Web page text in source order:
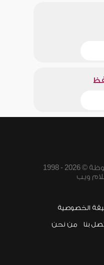
جميع الحقوق محفوظة © 2026 - 1998
ويب
الخصوصية
بنا من نحن